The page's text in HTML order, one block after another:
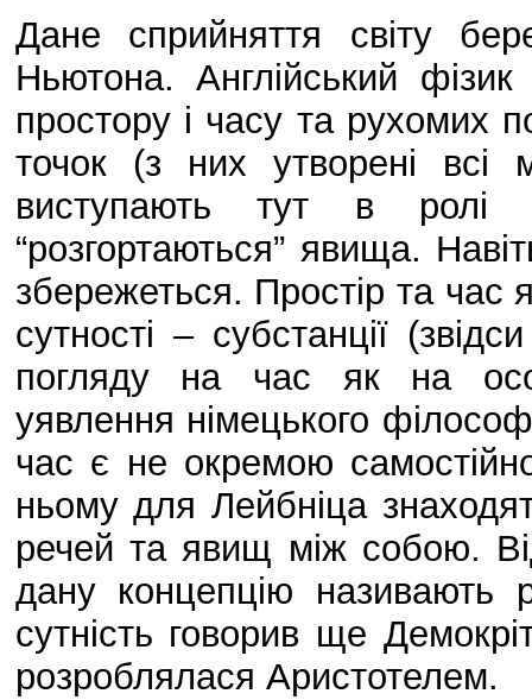
Дане сприйняття світу
Ньютона. Англійський
простору і часу та рухомих
точок (з них утворені всі
виступають тут в ролі
“розгортаються” явища.
збережеться. Простір та час
сутності – субстанції
погляду на час як на
уявлення німецького
час є не окремою
ньому для Лейбніца
речей та явищ між собою.
дану концепцію називають
сутність говорив ще
розроблялася Аристотелем.